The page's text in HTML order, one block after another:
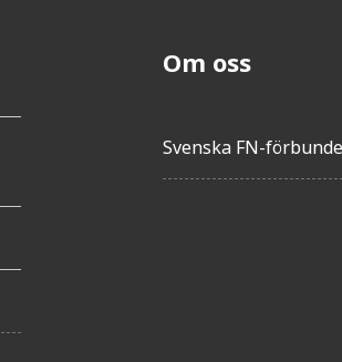
Om oss
Svenska FN-